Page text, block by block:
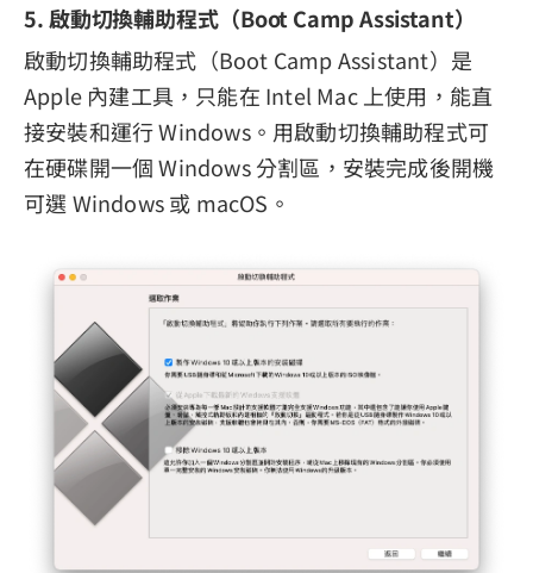
5. 啟動切換輔助程式（Boot Camp Assistant）
啟動切換輔助程式（Boot Camp Assistant）是
Apple 內建工具，只能在 Intel Mac 上使用，能直
接安裝和運行 Windows。用啟動切換輔助程式可
在硬碟開一個 Windows 分割區，安裝完成後開機
可選 Windows 或 macOS。